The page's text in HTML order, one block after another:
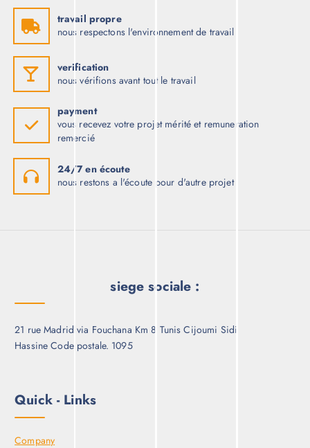
travail propre
nous respectons l'environnement de travail
verification
nous vérifions avant tout le travail
payment
vous recevez votre projet mérité et remuneration
remercié
24/7 en écoute
nous restons a l'écoute pour d'autre projet
siege sociale :
21 rue Madrid via Fouchana Km 8 Tunis Cijoumi Sidi
Hassine Code postale. 1095
Quick - Links
Company